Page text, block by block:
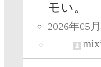
モい。
2026年05